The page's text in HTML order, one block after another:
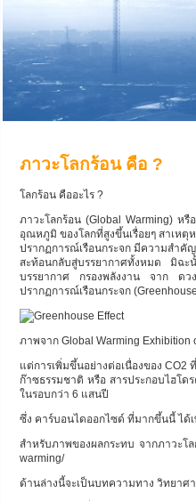
l
d
h
ห
ยุ
ด
ภ
ภาวะโลกร้อน คือ ?
โลกร้อน คืออะไร ?
ภาวะโลกร้อน (Global Warming) ห
อุณหภูมิ ของโลกที่สูงขึ้นเรื่อยๆ สาเหตุ
ปรากฏการณ์เรือนกระจก มีความสำคั
สะท้อนกลับสู่บรรยากาศทั้งหมด มิฉ
บรรยากาศ กรองพลังงาน จาก ดว
ปรากฏการณ์เรือนกระจก
ภาพจาก Global Warming Exhibition
แต่การเพิ่มขึ้นอย่างต่อเนื่องของ CO2
ก๊าซธรรมชาติ หรือ สารประกอบไฮโ
ในรอบกว่า 6 แสนปี
ซึ่ง คาร์บอนไดออกไซด์ ที่มากขึ้นนี้ ได้เ
สำหรับภาพของผลกระทบ จากภาวะโ
warming/
ด้านล่างนี้จะเป็นบทความทาง วิทยาศ